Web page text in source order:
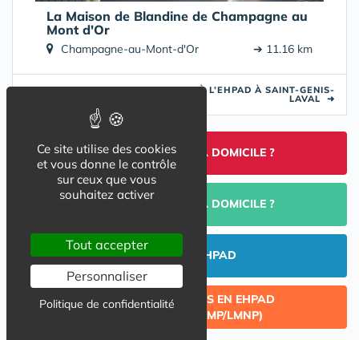
La Maison de Blandine de Champagne au
Mont d'Or
Champagne-au-Mont-d'Or ➔ 11.16 km
TROUVER UNE ALTERNATIVE À L’EHPAD À SAINT-GENIS-
LAVAL ➜
TROUVER UNE AIDE À DOMICILE ?
PORTAGE DE REPAS À DOMICILE ?
INVESTIR EN EHPAD
CÉDER UN LOT ACQUIS EN EHPAD
(INVESTISSEMENT LMP/LMNP)
Ce site utilise des cookies
et vous donne le contrôle
sur ceux que vous
souhaitez activer
Tout accepter
Personnaliser
Politique de confidentialité